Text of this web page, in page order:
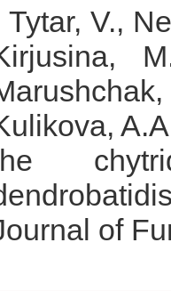
Tytar, V.,
of